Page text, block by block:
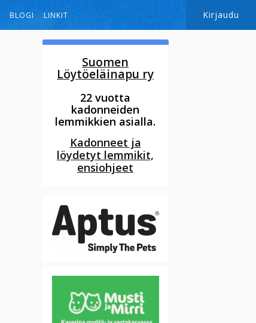
BLOGI LINKIT Kirjaudu
Suomen
Löytöeläinapu ry
22 vuotta
kadonneiden
lemmikkien asialla.
Kadonneet ja
löydetyt lemmikit,
ensiohjeet